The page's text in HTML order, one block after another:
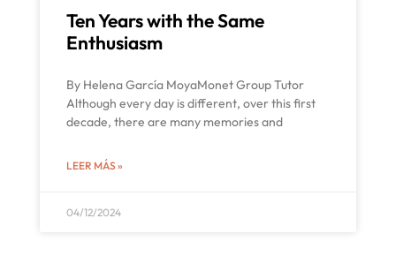
Ten Years with the Same
Enthusiasm
By Helena García MoyaMonet Group Tutor
Although every day is different, over this first
decade, there are many memories and
LEER MÁS »
04/12/2024